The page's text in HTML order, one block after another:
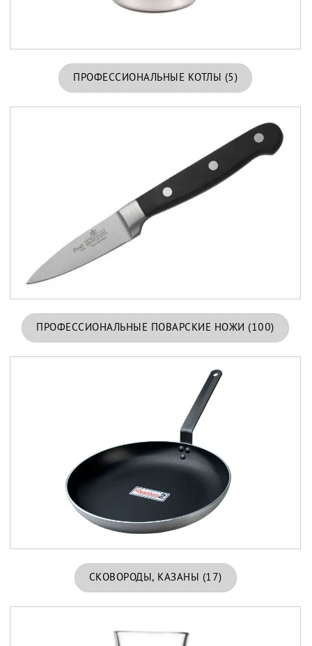
ПРОФЕССИОНАЛЬНЫЕ КОТЛЫ (5)
ПРОФЕССИОНАЛЬНЫЕ ПОВАРСКИЕ НОЖИ (100)
СКОВОРОДЫ, КАЗАНЫ (17)